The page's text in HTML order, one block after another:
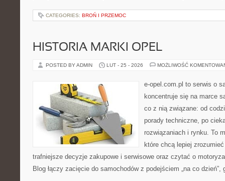
CATEGORIES: BROŃ I PRZEMOC
HISTORIA MARKI OPEL
POSTED BY ADMIN LUT - 25 - 2026 MOŻLIWOŚĆ
e-opel.com.pl to serwis o
koncentruje się na marce
co z nią związane: od
porady techniczne, po
rozwiązaniach i rynku. To
które chcą lepiej
trafniejsze decyzje zakupowe i serwisowe oraz czytać o
Blog łączy zacięcie do samochodów z podejściem „na co